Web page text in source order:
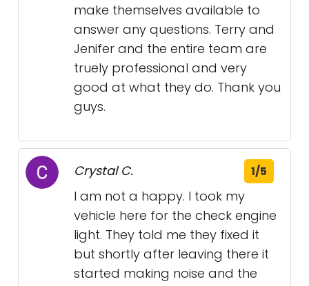
make themselves available to
answer any questions. Terry and
Jenifer and the entire team are
truely professional and very
good at what they do. Thank you
guys.
Crystal C. 1/5
I am not a happy. I took my
vehicle here for the check engine
light. They told me they fixed it
but shortly after leaving there it
started making noise and the